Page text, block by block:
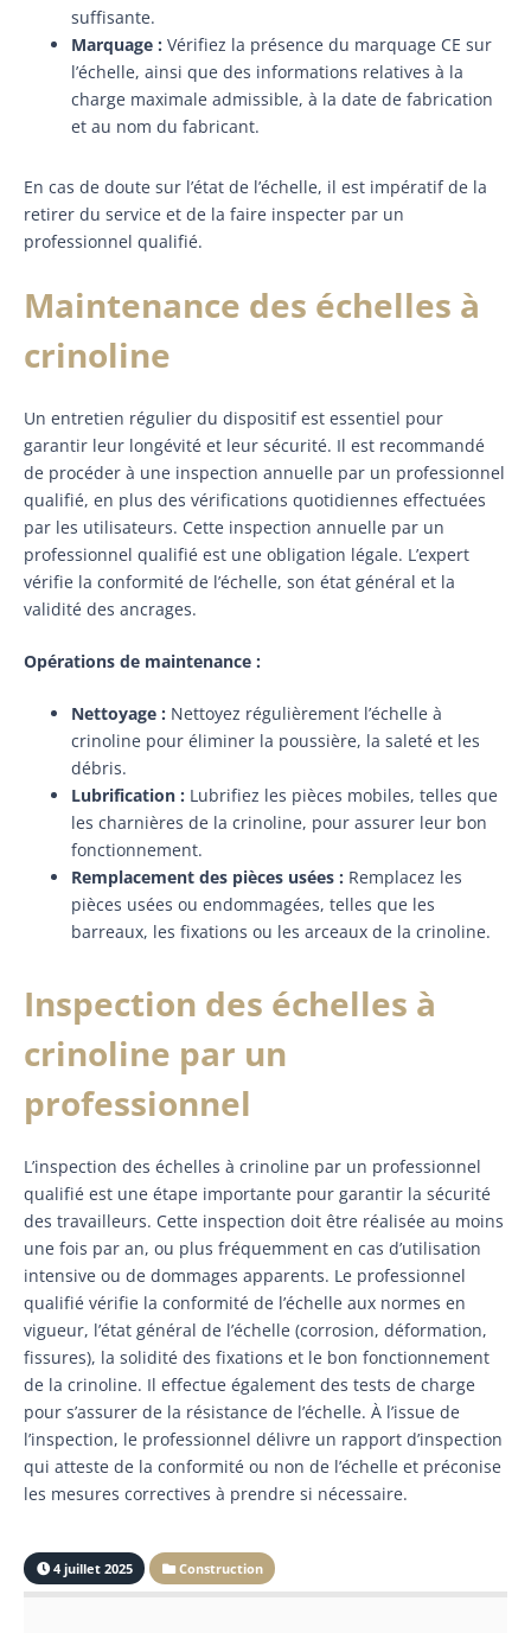
suffisante.
Marquage : Vérifiez la présence du marquage CE sur
l’échelle, ainsi que des informations relatives à la
charge maximale admissible, à la date de fabrication
et au nom du fabricant.
En cas de doute sur l’état de l’échelle, il est impératif de la
retirer du service et de la faire inspecter par un
professionnel qualifié.
Maintenance des échelles à
crinoline
Un entretien régulier du dispositif est essentiel pour
garantir leur longévité et leur sécurité. Il est recommandé
de procéder à une inspection annuelle par un professionnel
qualifié, en plus des vérifications quotidiennes effectuées
par les utilisateurs. Cette inspection annuelle par un
professionnel qualifié est une obligation légale. L’expert
vérifie la conformité de l’échelle, son état général et la
validité des ancrages.
Opérations de maintenance :
Nettoyage : Nettoyez régulièrement l’échelle à
crinoline pour éliminer la poussière, la saleté et les
débris.
Lubrification : Lubrifiez les pièces mobiles, telles que
les charnières de la crinoline, pour assurer leur bon
fonctionnement.
Remplacement des pièces usées : Remplacez les
pièces usées ou endommagées, telles que les
barreaux, les fixations ou les arceaux de la crinoline.
Inspection des échelles à
crinoline par un
professionnel
L’inspection des échelles à crinoline par un professionnel
qualifié est une étape importante pour garantir la sécurité
des travailleurs. Cette inspection doit être réalisée au moins
une fois par an, ou plus fréquemment en cas d’utilisation
intensive ou de dommages apparents. Le professionnel
qualifié vérifie la conformité de l’échelle aux normes en
vigueur, l’état général de l’échelle (corrosion, déformation,
fissures), la solidité des fixations et le bon fonctionnement
de la crinoline. Il effectue également des tests de charge
pour s’assurer de la résistance de l’échelle. À l’issue de
l’inspection, le professionnel délivre un rapport d’inspection
qui atteste de la conformité ou non de l’échelle et préconise
les mesures correctives à prendre si nécessaire.
4 juillet 2025 Construction